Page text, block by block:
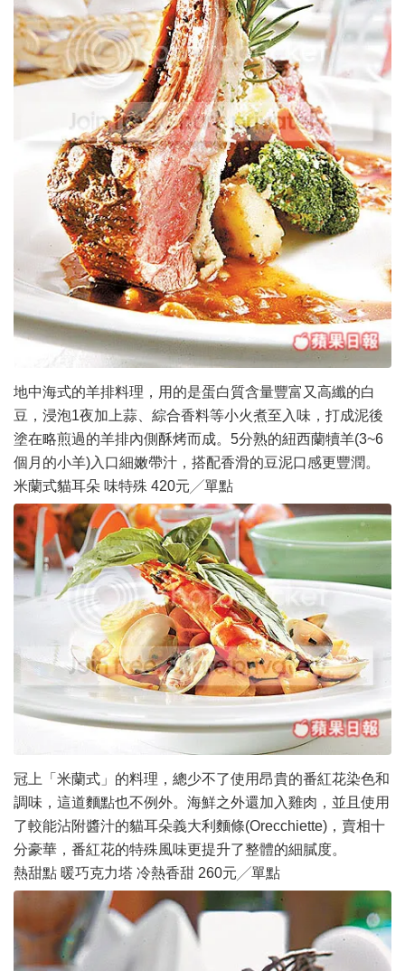
地中海式的羊排料理，用的是蛋白質含量豐富又高纖的白
豆，浸泡1夜加上蒜、綜合香料等小火煮至入味，打成泥後
塗在略煎過的羊排內側酥烤而成。5分熟的紐西蘭犢羊(3~6
個月的小羊)入口細嫩帶汁，搭配香滑的豆泥口感更豐潤。
米蘭式貓耳朵 味特殊 420元╱單點
冠上「米蘭式」的料理，總少不了使用昂貴的番紅花染色和
調味，這道麵點也不例外。海鮮之外還加入雞肉，並且使用
了較能沾附醬汁的貓耳朵義大利麵條(Orecchiette)，賣相十
分豪華，番紅花的特殊風味更提升了整體的細膩度。
熱甜點 暖巧克力塔 冷熱香甜 260元╱單點